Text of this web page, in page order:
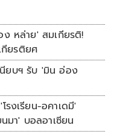
หล่าย' สมเกียรติ!
กียรติยศ
ยบฯ รับ 'มิน อ่อง
งเรียน-อคาเดมี'
มา' บอลอาเซียน